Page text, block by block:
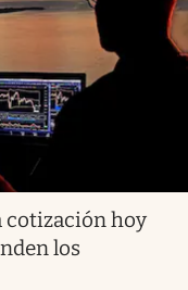
cotización hoy
los